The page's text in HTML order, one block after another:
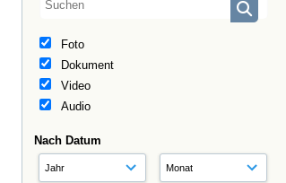
Foto
Dokument
Video
Audio
Nach Datum